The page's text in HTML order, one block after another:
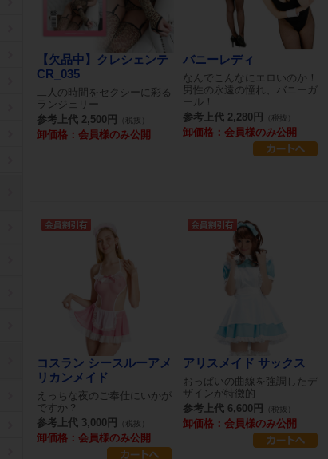
【欠品中】クレシェンテ
CR_035
二人の時間をセクシーに彩る
ランジェリー
参考上代 2,500円
（税抜）
卸価格：会員様のみ公開
バニーレディ
なんでこんなにエロいのか！
男性の永遠の憧れ、バニーガ
ール！
参考上代 2,280円
（税抜）
卸価格：会員様のみ公開
コスラン シースルーアメ
リカンメイド
えっちな夜のご奉仕にいかが
ですか？
参考上代 3,000円
（税抜）
卸価格：会員様のみ公開
アリスメイド サックス
おっぱいの曲線を強調したデ
ザインが特徴的
参考上代 6,600円
（税抜）
卸価格：会員様のみ公開